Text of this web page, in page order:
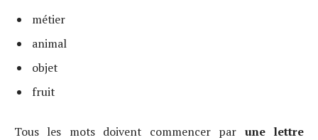
métier
animal
objet
fruit
Tous les mots doivent commencer par une lettre